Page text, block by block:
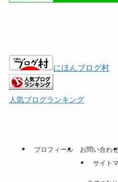
にほんブログ村
人気ブログランキング
プロフィール お問い合わ
サイト